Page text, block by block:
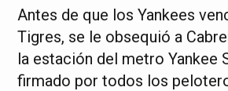
Antes de que los Yankees
Tigres, se le obsequió a
la estación del metro Yankee
firmado por todos los